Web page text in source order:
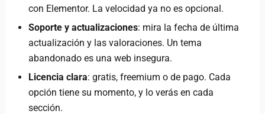
con Elementor. La velocidad ya no es opcional.
Soporte y actualizaciones: mira la fecha de última
actualización y las valoraciones. Un tema
abandonado es una web insegura.
Licencia clara: gratis, freemium o de pago. Cada
opción tiene su momento, y lo verás en cada
sección.